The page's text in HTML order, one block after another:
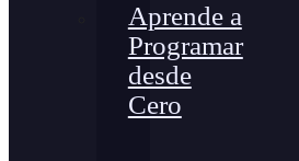
Aprende a
Programar
desde
Cero